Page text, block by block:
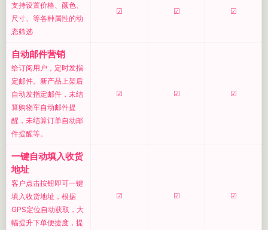
支持设置价格、颜色、
尺寸、等各种属性的动
态筛选
☑ ☑ ☑
自动邮件营销
给订阅用户，定时发指
定邮件。新产品上架后
自动发指定邮件，未结
算购物车自动邮件提
醒，未结算订单自动邮
件提醒等。
☑ ☑ ☑
一键自动填入收货
地址
客户点击按钮即可一键
填入收货地址，根据
GPS定位自动获取，大
幅提升下单便捷度，提
☑ ☑ ☑